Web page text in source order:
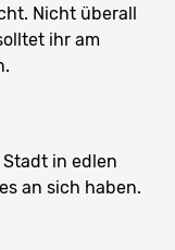
Nicht überall
ihr am
Stadt in edlen
an sich haben.